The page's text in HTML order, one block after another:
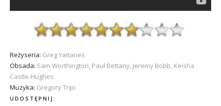
Reżyseria: Greg Yaitanes
Obsada: Sam Worthington, Paul Bettany, Jeremy Bobb, Keisha
Castle-Hughes
Muzyka: Gregory Tripi
UDOSTĘPNIJ: